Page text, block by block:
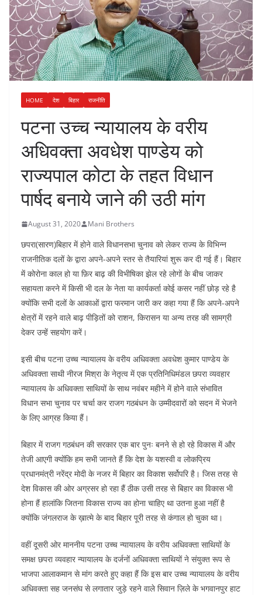
HOME देश बिहार राजनीति
पटना उच्च न्यायालय के वरीय
अधिवक्ता अवधेश पाण्डेय को
राज्यपाल कोटा के तहत विधान
पार्षद बनाये जाने की उठी मांग
August 31, 2020 Mani Brothers
छपरा(सारण)बिहार में होने वाले विधानसभा चुनाव को लेकर राज्य के विभिन्न
राजनीतिक दलों के द्वारा अपने-अपने स्तर से तैयारियां शुरू कर दी गई हैं। बिहार
में कोरोना काल हो या फ़िर बाढ़ की विभीषिका झेल रहे लोगों के बीच जाकर
सहायता करने में किसी भी दल के नेता या कार्यकर्ता कोई कसर नहीं छोड़ रहे है
क्योंकि सभी दलों के आकाओं द्वारा फरमान जारी कर कहा गया हैं कि अपने-अपने
क्षेत्रों में रहने वाले बाढ़ पीड़ितों को राशन, किरासन या अन्य तरह की सामग्री
देकर उन्हें सहयोग करें।
इसी बीच पटना उच्च न्यायालय के वरीय अधिवक्ता अवधेश कुमार पाण्डेय के
अधिवक्ता साथी नीरज मिश्रा के नेतृत्व में एक प्रतिनिधिमंडल छपरा व्यवहार
न्यायालय के अधिवक्ता साथियों के साथ नवंबर महीने में होने वाले संभावित
विधान सभा चुनाव पर चर्चा कर राजग गठबंधन के उम्मीदवारों को सदन में भेजने
के लिए आग्रह किया हैं।
बिहार में राजग गठबंधन की सरकार एक बार पुनः बनने से हो रहे विकास में और
तेजी आएगी क्योंकि हम सभी जानते हैं कि देश के यशस्वी व लोकप्रिय
प्रधानमंत्री नरेंद्र मोदी के नजर में बिहार का विकाश सर्वोपरि है। जिस तरह से
देश विकास की ओर अग्रसर हो रहा हैं ठीक उसी तरह से बिहार का विकास भी
होना हैं हालांकि जितना विकास राज्य का होना चाहिए था उतना हुआ नहीं है
क्योंकि जंगलराज के ख़ात्मे के बाद बिहार पूरी तरह से कंगाल हो चुका था।
वहीं दूसरी ओर माननीय पटना उच्च न्यायालय के वरीय अधिवक्ता साथियों के
समक्ष छपरा व्यवहार न्यायालय के दर्जनों अधिवक्ता साथियों ने संयुक्त रूप से
भाजपा आलाकमान से मांग करते हुए कहा हैं कि इस बार उच्च न्यायालय के वरीय
अधिवक्ता सह जनसंघ से लगातार जुड़े रहने वाले सिवान ज़िले के भगवानपुर हाट